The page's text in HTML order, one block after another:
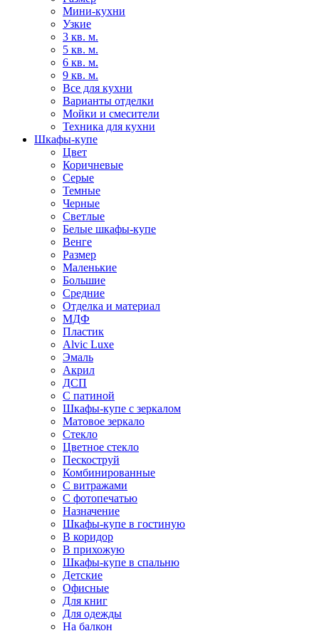
Мини-кухни
Узкие
3 кв. м.
5 кв. м.
6 кв. м.
9 кв. м.
Все для кухни
Варианты отделки
Мойки и смесители
Техника для кухни
Шкафы-купе
Цвет
Коричневые
Серые
Темные
Черные
Светлые
Белые шкафы-купе
Венге
Размер
Маленькие
Большие
Средние
Отделка и материал
МДФ
Пластик
Alvic Luxe
Эмаль
Акрил
ДСП
С патиной
Шкафы-купе с зеркалом
Матовое зеркало
Стекло
Цветное стекло
Пескоструй
Комбинированные
С витражами
С фотопечатью
Назначение
Шкафы-купе в гостиную
В коридор
В прихожую
Шкафы-купе в спальню
Детские
Офисные
Для книг
Для одежды
На балкон